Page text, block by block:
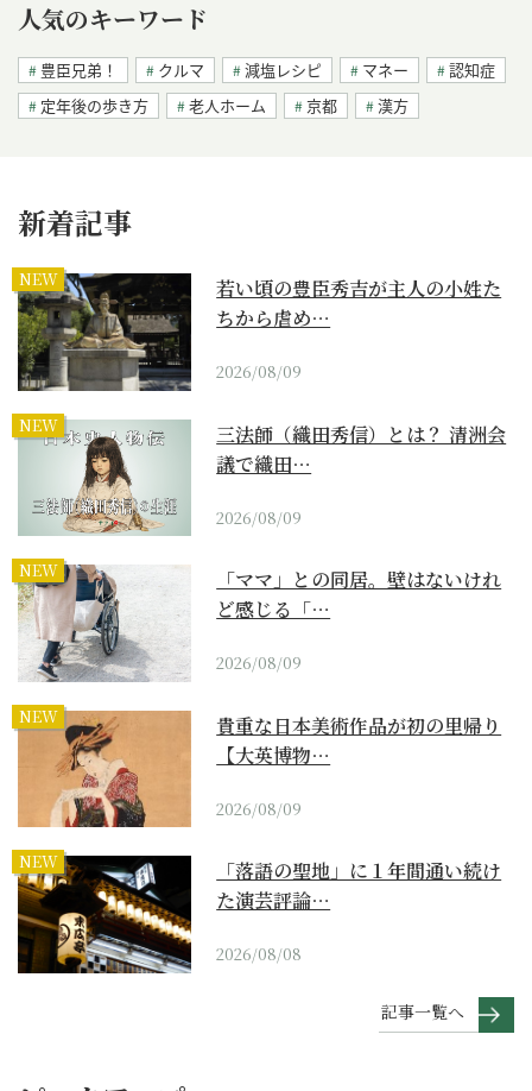
人気のキーワード
豊臣兄弟！ クルマ 減塩レシピ マネー
認知症
定年後の歩き方
老人ホーム 京都 漢方
新着記事
NEW
若い頃の豊臣秀吉が主人の小姓た
ちから虐め…
2026/08/09
NEW
三法師（織田秀信）とは？ 清洲会
議で織田…
2026/08/09
NEW
「ママ」との同居。壁はないけれ
ど感じる「…
2026/08/09
NEW
貴重な日本美術作品が初の里帰り
【大英博物…
2026/08/09
NEW
「落語の聖地」に１年間通い続け
た演芸評論…
2026/08/08
記事一覧へ